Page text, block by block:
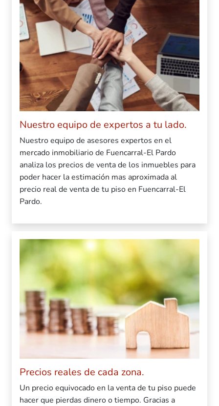
Nuestro equipo de expertos a tu lado.
Nuestro equipo de asesores expertos en el
mercado inmobiliario de Fuencarral-El Pardo
analiza los precios de venta de los inmuebles para
poder hacer la estimación mas aproximada al
precio real de venta de tu piso en Fuencarral-El
Pardo.
Precios reales de cada zona.
Un precio equivocado en la venta de tu piso puede
hacer que pierdas dinero o tiempo. Gracias a